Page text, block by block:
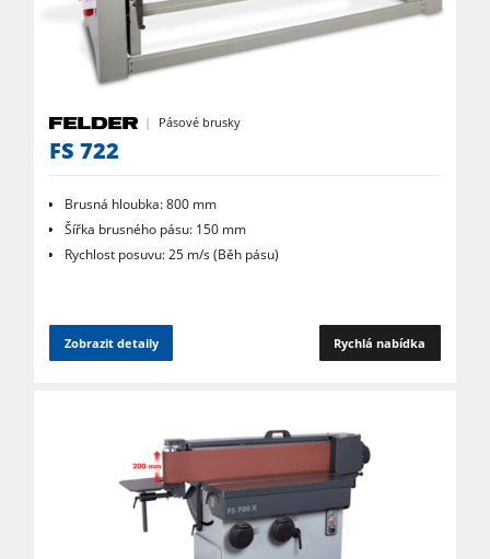
Automatizace a manipulace s materiálem
Projektový management
Pásové brusky
FS 722
Brusná hloubka: 800 mm
Šířka brusného pásu: 150 mm
Rychlost posuvu: 25 m/s (Běh pásu)
Zobrazit detaily Rychlá nabídka